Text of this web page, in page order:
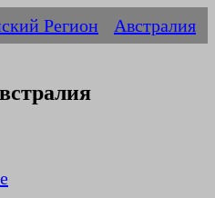
Регион Австралия